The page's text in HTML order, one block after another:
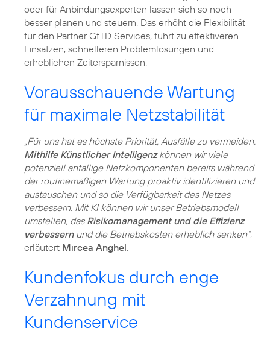
oder für Anbindungsexperten lassen sich so noch
besser planen und steuern. Das erhöht die Flexibilität
für den Partner GfTD Services, führt zu effektiveren
Einsätzen, schnelleren Problemlösungen und
erheblichen Zeitersparnissen.
Vorausschauende Wartung
für maximale Netzstabilität
„Für uns hat es höchste Priorität, Ausfälle zu vermeiden.
Mithilfe Künstlicher Intelligenzkönnen wir viele
potenziell anfällige Netzkomponenten bereits während
der routinemäßigen Wartung proaktiv identifizieren und
austauschen und so die Verfügbarkeit des Netzes
verbessern. Mit KI können wir unser Betriebsmodell
umstellen, das Risikomanagement und die Effizienz
verbessernund die Betriebskosten erheblich senken“,
erläutert Mircea Anghel.
Kundenfokus durch enge
Verzahnung mit
Kundenservice